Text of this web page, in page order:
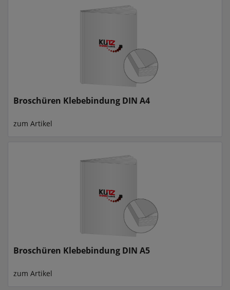
Broschüren Klebebindung DIN A4
zum Artikel
Broschüren Klebebindung DIN A5
zum Artikel